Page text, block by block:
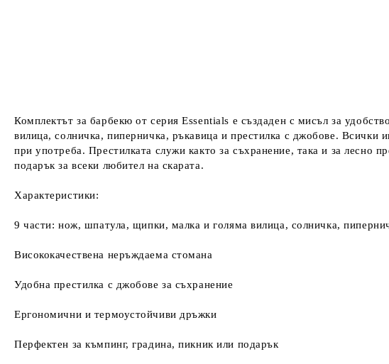
Комплектът за барбекю от серия Essentials е създаден с мисъл за
вилица, солничка, пиперничка, ръкавица и престилка с джобове.
при употреба. Престилката служи както за съхранение, така и за лесно
подарък за всеки любител на скарата.
Характеристики:
9 части: нож, шпатула, щипки, малка и голяма вилица, солничка,
Висококачествена неръждаема стомана
Удобна престилка с джобове за съхранение
Ергономични и термоустойчиви дръжки
Перфектен за къмпинг, градина, пикник или подарък